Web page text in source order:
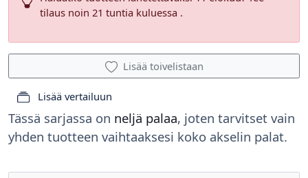
Tässä sarjassa on neljä palaa, joten tarvitset vain
yhden tuotteen vaihtaaksesi koko akselin palat.
tilaus noin 21 tuntia kuluessa .
Lisää toivelistaan
Lisää vertailuun